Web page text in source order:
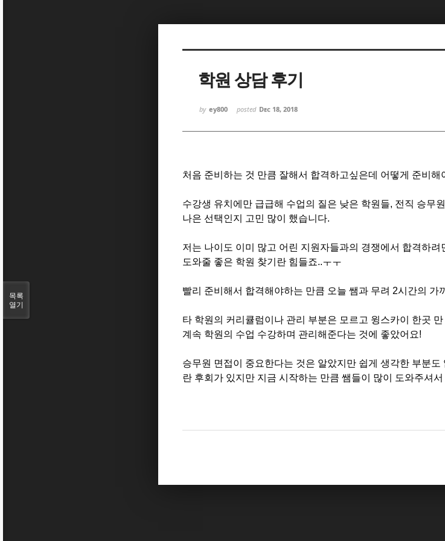
학원 상담 후기
by ey800 posted Dec 18, 2018
처음 준비하는 것 만큼 잘해서 합격하고싶은데 어떻게 준비
수강생 유치에만 급급해 수업의 질은 낮은 학원들, 전직 승무
나은 선택인지 고민 많이 했습니다.
저는 나이도 이미 많고 어린 지원자들과의 경쟁에서 합격하려
도와줄 좋은 학원 찾기란 힘들죠..ㅜㅜ
빨리 준비해서 합격해야하는 만큼 오늘 쌤과 무려 2시간의 가
타 학원의 커리큘럼이나 관리 부분은 모르고 윙스카이 한곳
계속 학원의 수업 수강하며 관리해준다는 것에 좋았어요!
승무원 면접이 중요한다는 것은 알았지만 쉽게 생각한 부분도
란 후회가 있지만 지금 시작하는 만큼 쌤들이 많이 도와주셔
목록
열기
Sketchbook5, 스케치북5
Sketchbook5, 스케치북5